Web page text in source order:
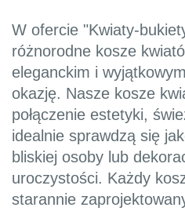
W ofercie "Kwiaty-
różnorodne kosze
eleganckim i
okazję. Nasze kosze
połączenie estetyki,
idealnie sprawdzą się
bliskiej osoby lub
uroczystości. Każdy
starannie